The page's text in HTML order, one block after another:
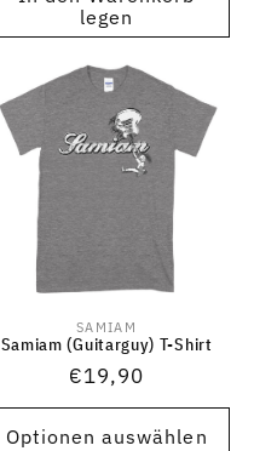
legen
Anbieter:
SAMIAM
Samiam (Guitarguy) T-Shirt
Normaler
Preis
€19,90
Optionen auswählen